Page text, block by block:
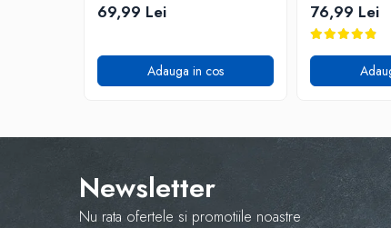
69,99 Lei
Adauga in cos
76,99 Lei
Newsletter
Nu rata ofertele si promotiile noastre